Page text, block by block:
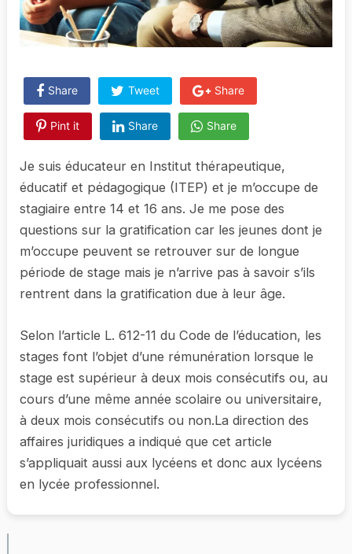
Share Tweet Share
Pint it Share Share
Je suis éducateur en Institut thérapeutique,
éducatif et pédagogique (ITEP) et je m’occupe de
stagiaire entre 14 et 16 ans. Je me pose des
questions sur la gratification car les jeunes dont je
m’occupe peuvent se retrouver sur de longue
période de stage mais je n’arrive pas à savoir s’ils
rentrent dans la gratification due à leur âge.
Selon l’article L. 612-11 du Code de l’éducation, les
stages font l’objet d’une rémunération lorsque le
stage est supérieur à deux mois consécutifs ou, au
cours d’une même année scolaire ou universitaire,
à deux mois consécutifs ou non.La direction des
affaires juridiques a indiqué que cet article
s’appliquait aussi aux lycéens et donc aux lycéens
en lycée professionnel.